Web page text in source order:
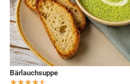
Bärlauchsuppe